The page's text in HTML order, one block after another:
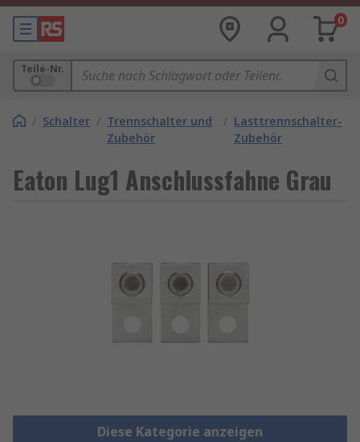
0
Teile-Nr.
/ Schalter / Trennschalter und
Zubehör
/ Lasttrennschalter-
Zubehör
Eaton Lug1 Anschlussfahne Grau
Diese Kategorie anzeigen